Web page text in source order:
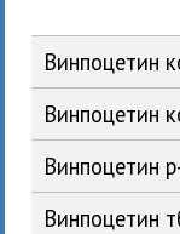
Винпоцетин
Винпоцетин
Винпоцетин
Винпоцетин